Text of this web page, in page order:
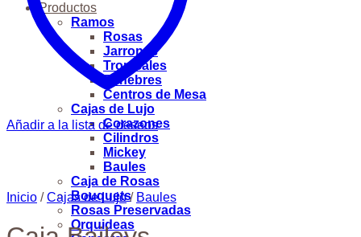
Productos
Ramos
Rosas
Jarrones
Tropicales
Fúnebres
Centros de Mesa
Cajas de Lujo
Corazones
Cilindros
Mickey
Baules
Caja de Rosas
Bouquets
Rosas Preservadas
Orquideas
Añadir a la lista de deseos
Inicio / Cajas de Lujo / Baules